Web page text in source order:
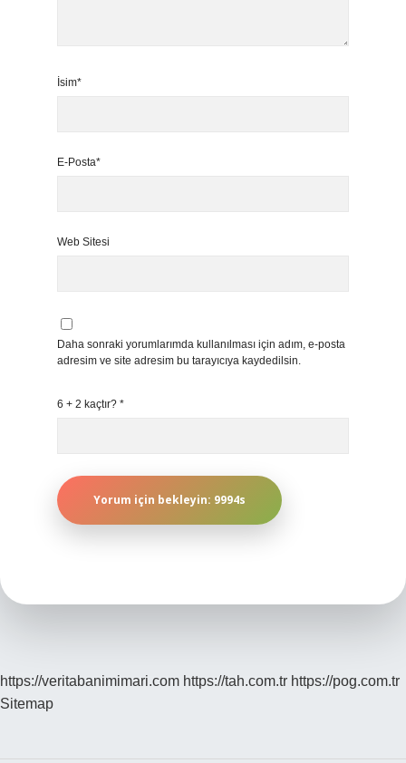
İsim*
E-Posta*
Web Sitesi
Daha sonraki yorumlarımda kullanılması için adım, e-posta
adresim ve site adresim bu tarayıcıya kaydedilsin.
6 + 2 kaçtır? *
https://veritabanimimari.com https://tah.com.tr https://pog.com.tr
Sitemap